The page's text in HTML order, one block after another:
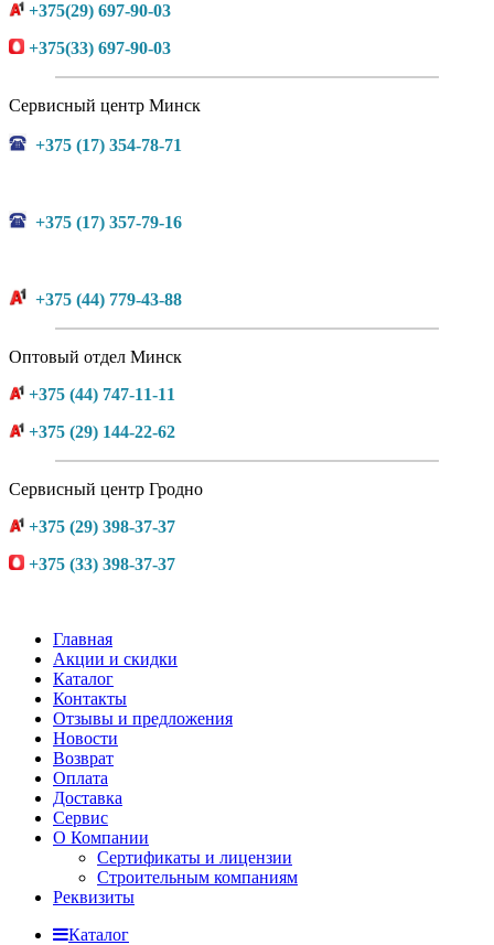
+375(29) 697-90-03
+375(33) 697-90-03
Сервисный центр Минск
+375 (17) 354-78-71
+375 (17) 357-79-16
+375 (44) 779-43-88
Оптовый отдел Минск
+375 (44) 747-11-11
+375 (29) 144-22-62
Сервисный центр Гродно
+375 (29) 398-37-37
+375 (33) 398-37-37
Главная
Акции и скидки
Каталог
Контакты
Отзывы и предложения
Новости
Возврат
Оплата
Доставка
Сервис
О Компании
Сертификаты и лицензии
Строительным компаниям
Реквизиты
Каталог